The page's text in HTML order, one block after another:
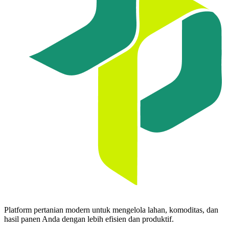
Platform pertanian modern untuk mengelola lahan, komoditas, dan
hasil panen Anda dengan lebih efisien dan produktif.